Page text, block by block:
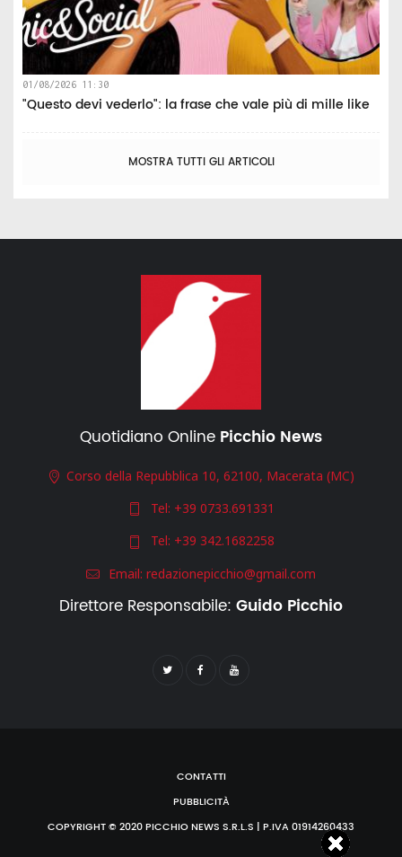
01/08/2026 11:30
"Questo devi vederlo": la frase che vale più di mille like
MOSTRA TUTTI GLI ARTICOLI
Quotidiano Online Picchio News
Corso della Repubblica 10, 62100, Macerata (MC)
Tel: +39 0733.691331
Tel: +39 342.1682258
Email: redazionepicchio@gmail.com
Direttore Responsabile: Guido Picchio
CONTATTI
PUBBLICITÀ
COPYRIGHT © 2020 PICCHIO NEWS S.R.L.S | P.IVA 01914260433